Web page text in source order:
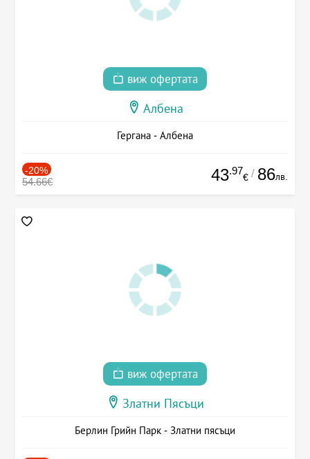
виж офертата
Албена
Гергана - Албена
-20%
54.66€ 43.97
€ / 86лв.
виж офертата
Златни Пясъци
Берлин Грийн Парк - Златни пясъци